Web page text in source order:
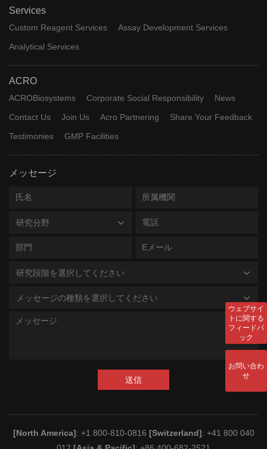
Services
Custom Reagent Services
Assay Development Services
Analytical Services
ACRO
ACROBiosystems Corporate Social Responsibility
News
Contact Us
Join Us Acro Partnering
Share Your Feedback
Testimonies
GMP Facilities
メッセージ
研究分野
研究段階を選択してください
メッセージの種類を選択してください
送信
[North America]: +1 800-810-0816 [Switzerland]: +41 800 040
ウェブサイ
トに関する
フィードバ
ック
お問い合わ
せ